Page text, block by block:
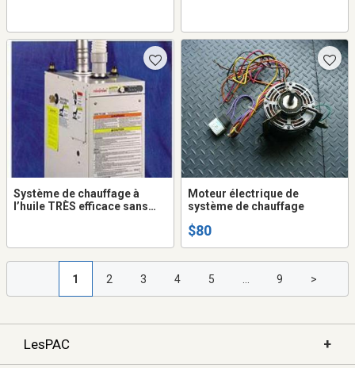
Système de chauffage à
l’huile TRÈS efficace sans
Moteur électrique de
système de chauffage
$80
1 2 3 4 5 9 >
LesPAC +